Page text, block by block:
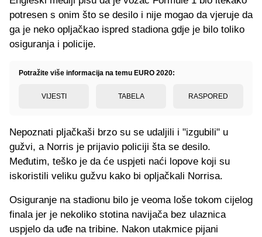
potresen s onim što se desilo i nije mogao da vjeruje da
ga je neko opljačkao ispred stadiona gdje je bilo toliko
osiguranja i policije.
Potražite više informacija na temu EURO 2020:
VIJESTI TABELA RASPORED
Nepoznati pljačkaši brzo su se udaljili i "izgubili" u
gužvi, a Norris je prijavio policiji šta se desilo.
Međutim, teško je da će uspjeti naći lopove koji su
iskoristili veliku gužvu kako bi opljačkali Norrisa.
Osiguranje na stadionu bilo je veoma loše tokom cijelog
finala jer je nekoliko stotina navijača bez ulaznica
uspjelo da uđe na tribine. Nakon utakmice pijani